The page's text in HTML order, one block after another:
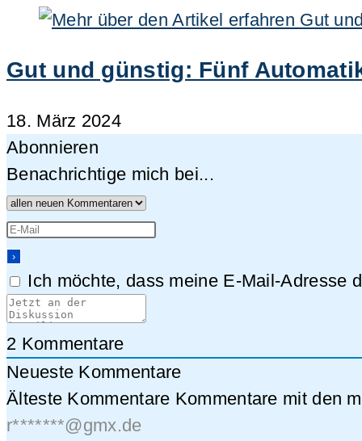
Gut und günstig: Fünf
18. März 2024
Abonnieren
Benachrichtige mich bei...
Ich möchte, dass meine E-Mail-Adresse
2 Kommentare
Neueste Kommentare
Älteste Kommentare Kommentare mit den
r*******@gmx.de